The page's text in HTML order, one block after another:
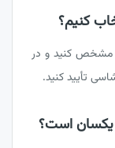
کنید و در
تأیید کنید.